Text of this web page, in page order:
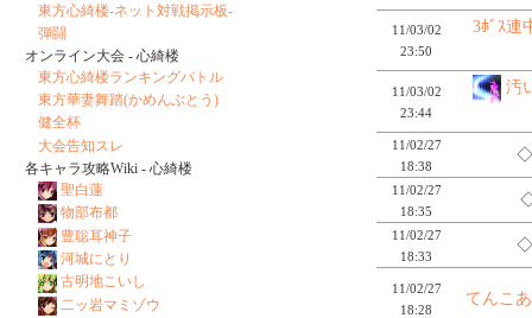
11/03/02
23:50
3ﾎﾞｽ連
11/03/02
23:44
汚
11/02/27
18:38
11/02/27
18:35
11/02/27
18:33
11/02/27
18:28
てんこ
東方心綺楼-ネット対戦掲示板-
弾闘
オンライン大会 - 心綺楼
東方心綺楼ランキングバトル
東方華妻舞踏(かめんぶとう)
健全杯
大会告知スレ
各キャラ攻略Wiki - 心綺楼
聖白蓮
物部布都
豊聡耳神子
河城にとり
古明地こいし
二ッ岩マミゾウ